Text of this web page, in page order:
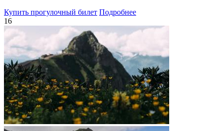
Купить прогулочный билет Подробнее
16